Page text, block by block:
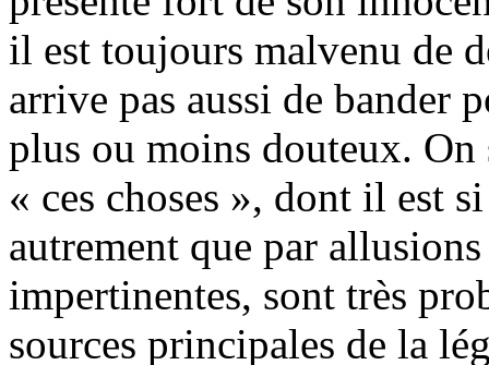
il est toujours malvenu de
arrive pas aussi de bander
plus ou moins douteux. On
« ces choses », dont il est
autrement que par
impertinentes, sont très
sources principales de la